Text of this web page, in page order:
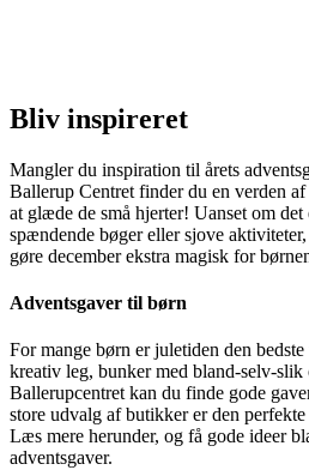
Bliv inspireret
Mangler du inspiration til årets
Ballerup Centret finder du en verden
at glæde de små hjerter! Uanset om
spændende bøger eller sjove
gøre december ekstra magisk for
Adventsgaver til børn
For mange børn er juletiden den
kreativ leg, bunker med bland-selv-slik
Ballerupcentret kan du finde gode
store udvalg af butikker er den
Læs mere herunder, og få gode ideer
adventsgaver.